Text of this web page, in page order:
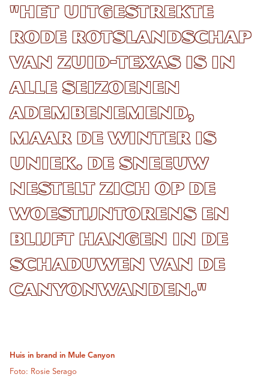
"Het uitgestrekte
rode rotslandschap
van Zuid-Texas is in
alle seizoenen
adembenemend,
maar de winter is
uniek. De sneeuw
nestelt zich op de
woestijntorens en
blijft hangen in de
schaduwen van de
canyonwanden."
Huis in brand in Mule Canyon
Foto: Rosie Serago